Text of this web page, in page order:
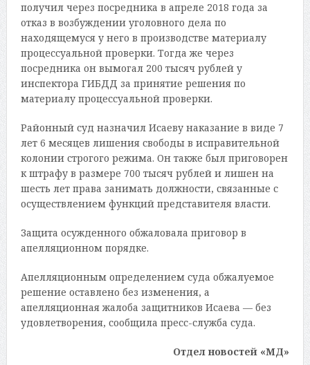
получил через посредника в апреле 2018 года за
отказ в возбуждении уголовного дела по
находящемуся у него в производстве материалу
процессуальной проверки. Тогда же через
посредника он вымогал 200 тысяч рублей у
инспектора ГИБДД за принятие решения по
материалу процессуальной проверки.
Районный суд назначил Исаеву наказание в виде 7
лет 6 месяцев лишения свободы в исправительной
колонии строгого режима. Он также был приговорен
к штрафу в размере 700 тысяч рублей и лишен на
шесть лет права занимать должности, связанные с
осуществлением функций представителя власти.
Защита осужденного обжаловала приговор в
апелляционном порядке.
Апелляционным определением суда обжалуемое
решение оставлено без изменения, а
апелляционная жалоба защитников Исаева — без
удовлетворения, сообщила пресс-служба суда.
Отдел новостей «МД»